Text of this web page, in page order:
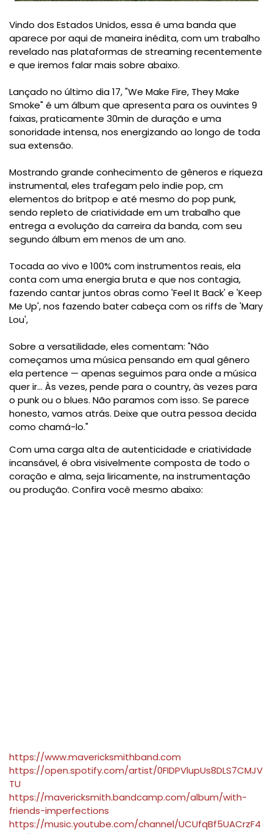
Vindo dos Estados Unidos, essa é uma banda que
aparece por aqui de maneira inédita, com um trabalho
revelado nas plataformas de streaming recentemente
e que iremos falar mais sobre abaixo.
Lançado no último dia 17, "We Make Fire, They Make
Smoke" é um álbum que apresenta para os ouvintes 9
faixas, praticamente 30min de duração e uma
sonoridade intensa, nos energizando ao longo de toda
sua extensão.
Mostrando grande conhecimento de gêneros e riqueza
instrumental, eles trafegam pelo indie pop, cm
elementos do britpop e até mesmo do pop punk,
sendo repleto de criatividade em um trabalho que
entrega a evolução da carreira da banda, com seu
segundo álbum em menos de um ano.
Tocada ao vivo e 100% com instrumentos reais, ela
conta com uma energia bruta e que nos contagia,
fazendo cantar juntos obras como 'Feel It Back' e 'Keep
Me Up', nos fazendo bater cabeça com os riffs de 'Mary
Lou',
Sobre a versatilidade, eles comentam: "Não
começamos uma música pensando em qual gênero
ela pertence — apenas seguimos para onde a música
quer ir... Às vezes, pende para o country, às vezes para
o punk ou o blues. Não paramos com isso. Se parece
honesto, vamos atrás. Deixe que outra pessoa decida
como chamá-lo."
Com uma carga alta de autenticidade e criatividade
incansável, é obra visivelmente composta de todo o
coração e alma, seja liricamente, na instrumentação
ou produção. Confira você mesmo abaixo:
https://www.mavericksmithband.com
https://open.spotify.com/artist/0FIDPVlupUs8DLS7CMJV
TU
https://mavericksmith.bandcamp.com/album/with-
friends-imperfections
https://music.youtube.com/channel/UCUfqBf5UACrzF4